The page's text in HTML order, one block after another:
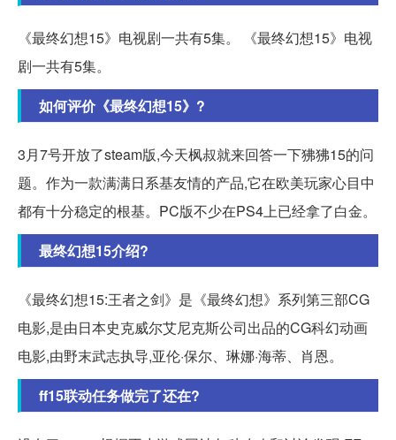
《最终幻想15》电视剧一共有5集。 《最终幻想15》电视
剧一共有5集。
如何评价《最终幻想15》?
3月7号开放了steam版,今天枫叔就来回答一下狒狒15的问
题。作为一款满满日系基友情的产品,它在欧美玩家心目中
都有十分稳定的根基。PC版不少在PS4上已经拿了白金。
最终幻想15介绍?
《最终幻想15:王者之剑》是《最终幻想》系列第三部CG
电影,是由日本史克威尔艾尼克斯公司出品的CG科幻动画
电影,由野末武志执导,亚伦·保尔、琳娜·海蒂、肖恩。
ff15联动任务做完了还在?